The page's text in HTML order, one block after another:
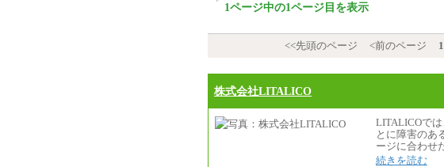
1ページ中の1ページ目を表示
<<先頭のページ
<前のページ 1
株式会社LITALICO
LITALICOで
とに障害のあ
ージに合わせ
続きを読む